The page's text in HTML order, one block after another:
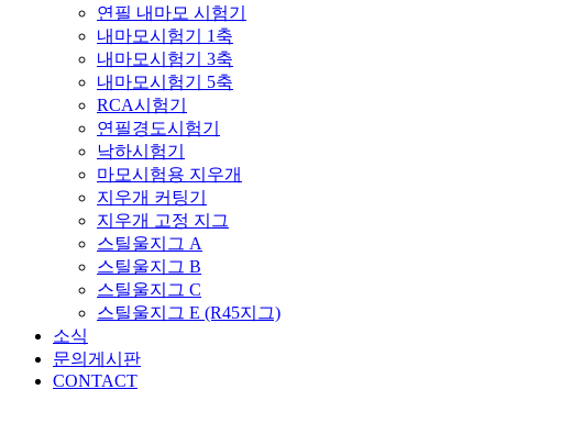
연필 내마모 시험기
내마모시험기 1축
내마모시험기 3축
내마모시험기 5축
RCA시험기
연필경도시험기
낙하시험기
마모시험용 지우개
지우개 커팅기
지우개 고정 지그
스틸울지그 A
스틸울지그 B
스틸울지그 C
스틸울지그 E (R45지그)
소식
문의게시판
CONTACT